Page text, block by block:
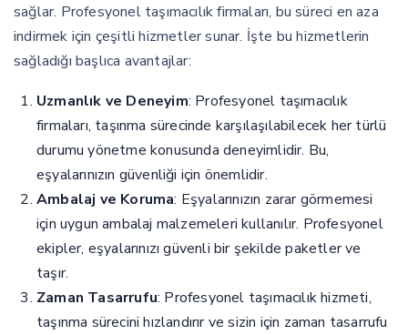
sağlar. Profesyonel taşımacılık firmaları, bu süreci en aza
indirmek için çeşitli hizmetler sunar. İşte bu hizmetlerin
sağladığı başlıca avantajlar:
Uzmanlık ve Deneyim: Profesyonel taşımacılık
firmaları, taşınma sürecinde karşılaşılabilecek her türlü
durumu yönetme konusunda deneyimlidir. Bu,
eşyalarınızın güvenliği için önemlidir.
Ambalaj ve Koruma: Eşyalarınızın zarar görmemesi
için uygun ambalaj malzemeleri kullanılır. Profesyonel
ekipler, eşyalarınızı güvenli bir şekilde paketler ve
taşır.
Zaman Tasarrufu: Profesyonel taşımacılık hizmeti,
taşınma sürecini hızlandırır ve sizin için zaman tasarrufu